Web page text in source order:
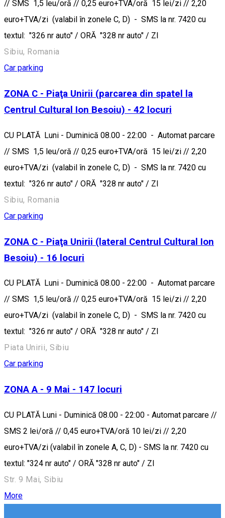
// SMS 1,5 leu/oră // 0,25 euro+TVA/oră 15 lei/zi // 2,20
euro+TVA/zi (valabil în zonele C, D) - SMS la nr. 7420 cu
textul: "326 nr auto" / ORĂ "328 nr auto" / ZI
Sibiu, Romania
Car parking
ZONA C - Piaţa Unirii (parcarea din spatel la
Centrul Cultural Ion Besoiu) - 42 locuri
CU PLATĂ Luni - Duminică 08.00 - 22:00 - Automat parcare
// SMS 1,5 leu/oră // 0,25 euro+TVA/oră 15 lei/zi // 2,20
euro+TVA/zi (valabil în zonele C, D) - SMS la nr. 7420 cu
textul: "326 nr auto" / ORĂ "328 nr auto" / ZI
Sibiu, Romania
Car parking
ZONA C - Piaţa Unirii (lateral Centrul Cultural Ion
Besoiu) - 16 locuri
CU PLATĂ Luni - Duminică 08.00 - 22:00 - Automat parcare
// SMS 1,5 leu/oră // 0,25 euro+TVA/oră 15 lei/zi // 2,20
euro+TVA/zi (valabil în zonele C, D) - SMS la nr. 7420 cu
textul: "326 nr auto" / ORĂ "328 nr auto" / ZI
Piata Unirii, Sibiu
Car parking
ZONA A - 9 Mai - 147 locuri
CU PLATĂ Luni - Duminică 08.00 - 22:00 - Automat parcare //
SMS 2 lei/oră // 0,45 euro+TVA/oră 10 lei/zi // 2,20
euro+TVA/zi (valabil în zonele A, C, D) - SMS la nr. 7420 cu
textul: "324 nr auto" / ORĂ "328 nr auto" / ZI
Str. 9 Mai, Sibiu
More